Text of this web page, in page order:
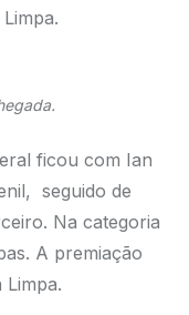
ficou com Ian
seguido de
Na categoria
A premiação
Limpa.